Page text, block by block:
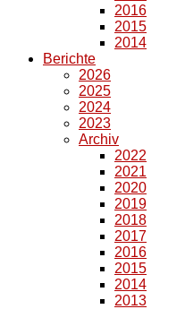
2016
2015
2014
Berichte
2026
2025
2024
2023
Archiv
2022
2021
2020
2019
2018
2017
2016
2015
2014
2013